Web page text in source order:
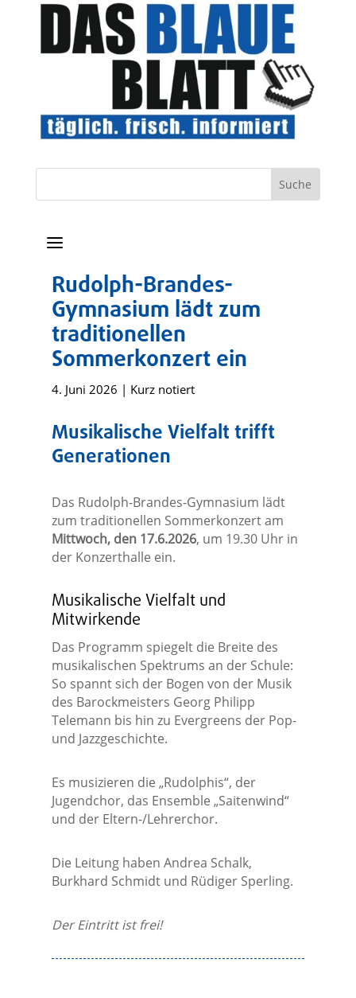
a
Rudolph-Brandes-
Gymnasium lädt zum
traditionellen
Sommerkonzert ein
4. Juni 2026 | Kurz notiert
Musikalische Vielfalt trifft
Generationen
Das Rudolph-Brandes-Gymnasium lädt
zum traditionellen Sommerkonzert am
Mittwoch, den 17.6.2026, um 19.30 Uhr in
der Konzerthalle ein.
Musikalische Vielfalt und
Mitwirkende
Das Programm spiegelt die Breite des
musikalischen Spektrums an der Schule:
So spannt sich der Bogen von der Musik
des Barockmeisters Georg Philipp
Telemann bis hin zu Evergreens der Pop-
und Jazzgeschichte.
Es musizieren die „Rudolphis“, der
Jugendchor, das Ensemble „Saitenwind“
und der Eltern-/Lehrerchor.
Die Leitung haben Andrea Schalk,
Burkhard Schmidt und Rüdiger Sperling.
Der Eintritt ist frei!